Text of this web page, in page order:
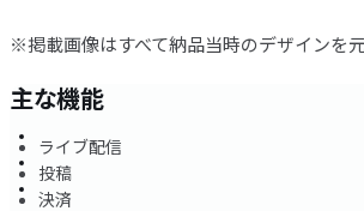
※掲載画像はすべて納品当時のデザインを
主な機能
ライブ配信
投稿
決済